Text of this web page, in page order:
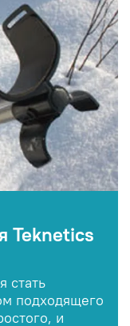
Teknetics
стать
подходящего
и